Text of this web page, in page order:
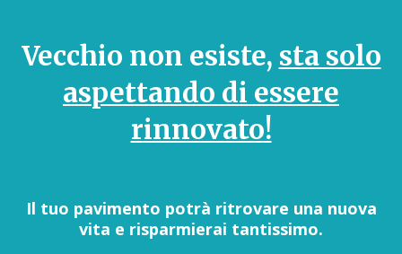
Vecchio non esiste, sta solo
aspettando di essere
rinnovato!
Il tuo pavimento potrà ritrovare una nuova
vita e risparmierai tantissimo.